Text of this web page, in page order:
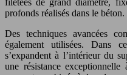
profonds réalisés dans le béton.
Des techniques avancées
également utilisées. Dans
s’expandent à l’intérieur du
une résistance exceptionnelle